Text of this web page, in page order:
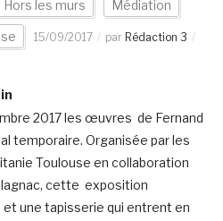
Hors les murs Médiation
15/09/2017 par Rédaction 3
2017 les œuvres de Fernand
temporaire. Organisée par les
Toulouse en collaboration
cette exposition
une tapisserie qui entrent en